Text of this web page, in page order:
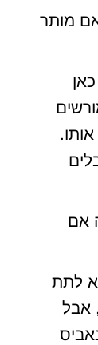
מותר
אם
לתת
אבל